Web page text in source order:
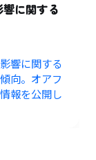
に関する
響に関する
向。オアフ
報を公開し